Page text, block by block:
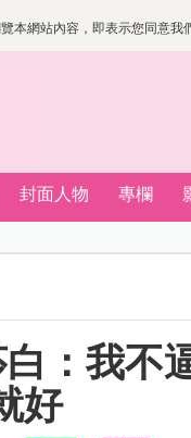
本網站內容，即表示您同意
封面人物 專欄
：我不
好